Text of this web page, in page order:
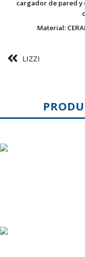
cargador de pared y
Material:
LIZZI